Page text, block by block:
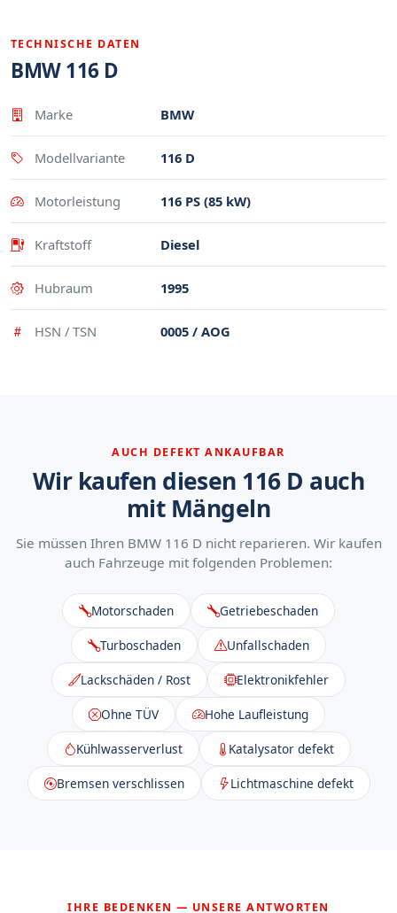
TECHNISCHE DATEN
BMW 116 D
Eigenschaft
Marke BMW
Modellvariante 116 D
Motorleistung 116 PS (85 kW)
Kraftstoff Diesel
Hubraum 1995
HSN / TSN 0005 / AOG
AUCH DEFEKT ANKAUFBAR
Wir kaufen diesen 116 D auch
mit Mängeln
Sie müssen Ihren BMW 116 D nicht reparieren. Wir kaufen
auch Fahrzeuge mit folgenden Problemen:
Motorschaden Getriebeschaden
Turboschaden Unfallschaden
Lackschäden / Rost Elektronikfehler
Ohne TÜV Hohe Laufleistung
Kühlwasserverlust Katalysator defekt
Bremsen verschlissen Lichtmaschine defekt
IHRE BEDENKEN — UNSERE ANTWORTEN